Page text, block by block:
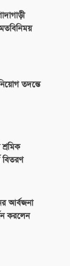
তদন্তে
বিতরণ
আর্বজনা
করলেন